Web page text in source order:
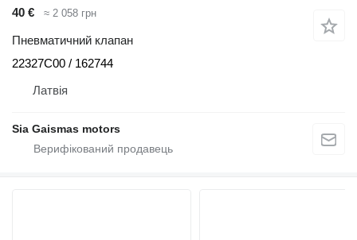
40 € ≈ 2 058 грн
Пневматичний клапан
22327C00 / 162744
Латвія
Sia Gaismas motors